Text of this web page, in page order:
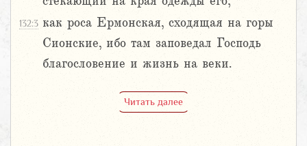
132:3 как роса Ермонская, сходящая на горы
Сионские, ибо там заповедал Господь
благословение и жизнь на веки.
Читать далее